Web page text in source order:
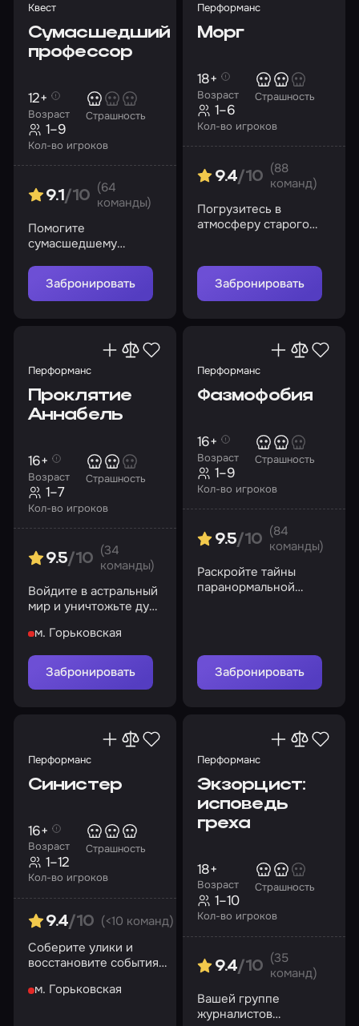
Квест
Сумасшедший
профессор
Возраст
12+
Страшность
Кол-во игроков
1–9
9.1 /10
(64
команды)
Помогите
сумасшедшему
секреты морга
Забронировать
Перформанс
Морг
Возраст
18+
Страшность
Кол-во игроков
1–6
9.4/10
(88
команд)
Погрузитесь в
атмосферу старого
на каждом шагу
Забронировать
Перформанс
Проклятие
Аннабель
Возраст
16+
Страшность
Кол-во игроков
1–7
9.5/10
(34
команды)
Войдите в астральный
мир и уничтожьте дух
там навсегда…
м. Горьковская
Забронировать
Перформанс
Фазмофобия
Возраст
16+
Страшность
Кол-во игроков
1–9
9.5/10
(84
команды)
Раскройте тайны
паранормальной
Забронировать
Перформанс
Синистер
Возраст
16+
Страшность
Кол-во игроков
1–12
9.4/10 (<10 команд)
Соберите улики и
восстановите события
помните: Багул не
м. Горьковская
Перформанс
Экзорцист:
исповедь
греха
Возраст
18+
Страшность
Кол-во игроков
1–10
9.4/10
(35
команд)
Вашей группе
журналистов